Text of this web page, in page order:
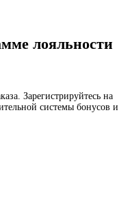
лояльности
Зарегистрируйтесь на
системы бонусов и